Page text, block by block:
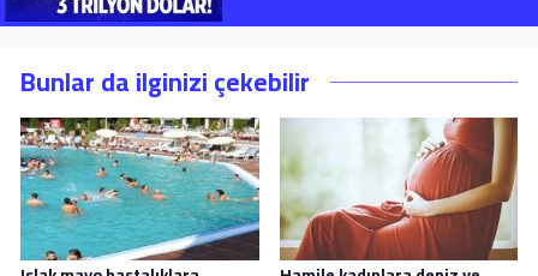
Bunlar da ilginizi çekebilir